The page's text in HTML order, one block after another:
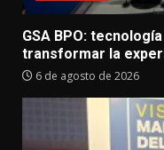
GSA BPO:
transformar la
6 de agosto de 2026